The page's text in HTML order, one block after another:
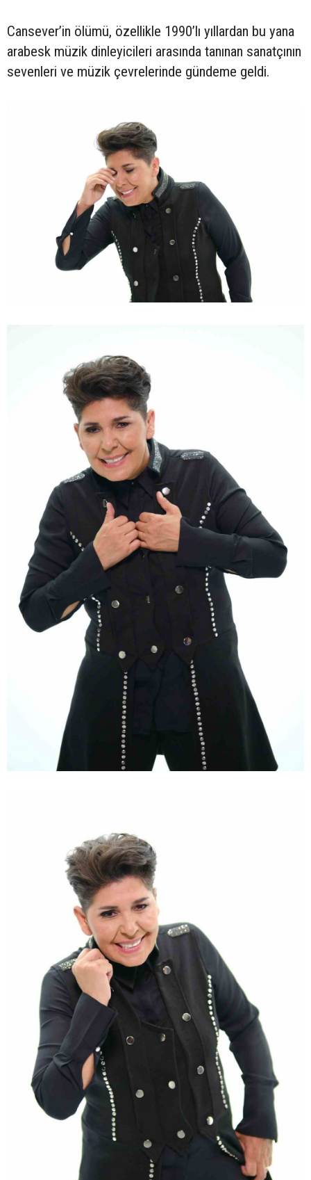
Cansever’in ölümü, özellikle 1990’lı yıllardan bu yana
arabesk müzik dinleyicileri arasında tanınan sanatçının
sevenleri ve müzik çevrelerinde gündeme geldi.